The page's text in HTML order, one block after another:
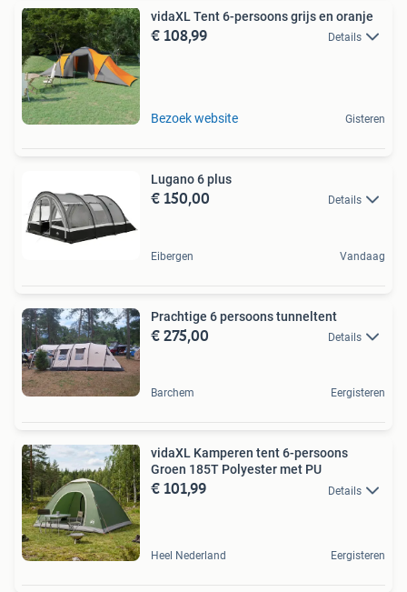
vidaXL Tent 6-persoons grijs en oranje
€ 108,99 Details
Bezoek website Gisteren
Lugano 6 plus
€ 150,00 Details
Eibergen Vandaag
Prachtige 6 persoons tunneltent
€ 275,00 Details
Barchem Eergisteren
vidaXL Kamperen tent 6-persoons
Groen 185T Polyester met PU
€ 101,99 Details
Heel Nederland Eergisteren